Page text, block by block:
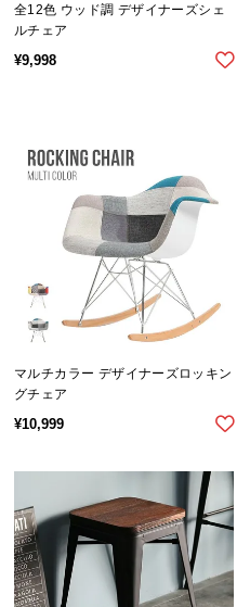
お
せ
ロ
企
業
全12色 ウッド調 デザイナーズシェ
ルチェア
¥9,998
マルチカラー デザイナーズロッキン
グチェア
¥10,999